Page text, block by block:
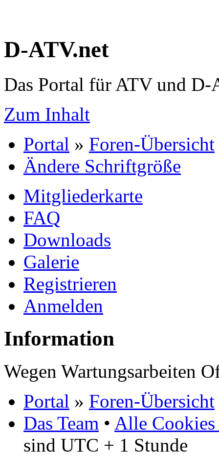
D-ATV.net
Das Portal für ATV und D-
Zum Inhalt
Portal » Foren-Übersicht
Ändere Schriftgröße
Mitgliederkarte
FAQ
Downloads
Galerie
Registrieren
Anmelden
Information
Wegen Wartungsarbeiten
Portal » Foren-Übersicht
Das Team • Alle Cookies
sind UTC + 1 Stunde